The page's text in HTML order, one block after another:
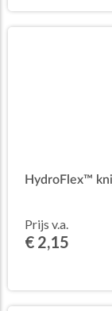
HydroFlex™
Prijs v.a.
€ 2,15